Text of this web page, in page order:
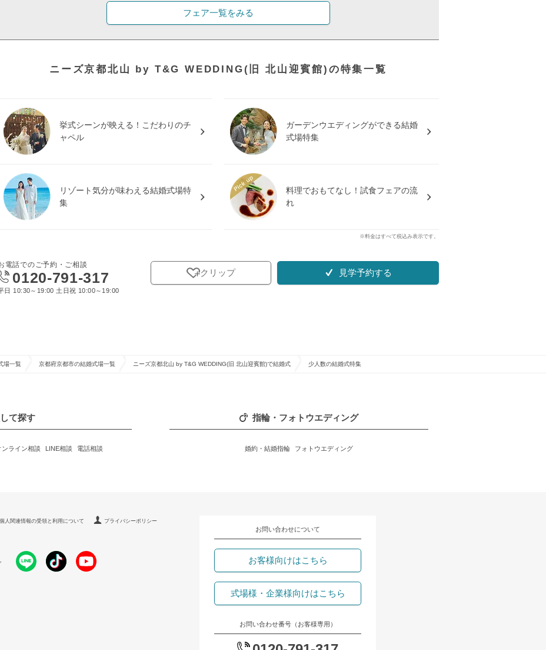
フェア一覧をみる
ニーズ京都北山 by T&G WEDDING(旧 北山迎賓館)の特集一覧
挙式シーンが映える！こだわりのチ
ャペル
ガーデンウエディングができる結婚
式場特集
リゾート気分が味わえる結婚式場特
集
料理でおもてなし！試食フェアの流
れ
※料金はすべて税込み表示です。
電話でのご予約・ご相談
0120-791-317
日 10:30～19:00 土日祝 10:00～19:00
クリップ 見学予約する
場一覧 京都府京都市の結婚式場一覧 ニーズ京都北山 by T&G WEDDING(旧 北山迎賓館)で結婚式 少人数の結婚式特集
て探す
ンライン相談 LINE相談 電話相談
指輪・フォトウエディング
婚約・結婚指輪 フォトウエディング
個人関連情報の受領と利用について プライバシーポリシー
お問い合わせについて
お客様向けはこちら
式場様・企業様向けはこちら
お問い合わせ番号（お客様専用）